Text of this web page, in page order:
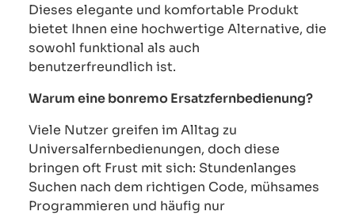
Dieses elegante und komfortable Produkt
bietet Ihnen eine hochwertige Alternative, die
sowohl funktional als auch
benutzerfreundlich ist.
Warum eine bonremo Ersatzfernbedienung?
Viele Nutzer greifen im Alltag zu
Universalfernbedienungen, doch diese
bringen oft Frust mit sich: Stundenlanges
Suchen nach dem richtigen Code, mühsames
Programmieren und häufig nur